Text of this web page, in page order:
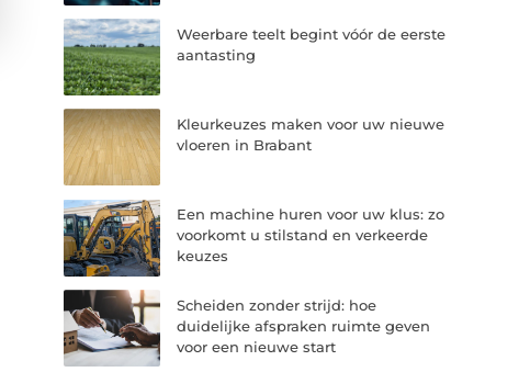
Weerbare teelt begint vóór de eerste
aantasting
Kleurkeuzes maken voor uw nieuwe
vloeren in Brabant
Een machine huren voor uw klus: zo
voorkomt u stilstand en verkeerde
keuzes
Scheiden zonder strijd: hoe
duidelijke afspraken ruimte geven
voor een nieuwe start